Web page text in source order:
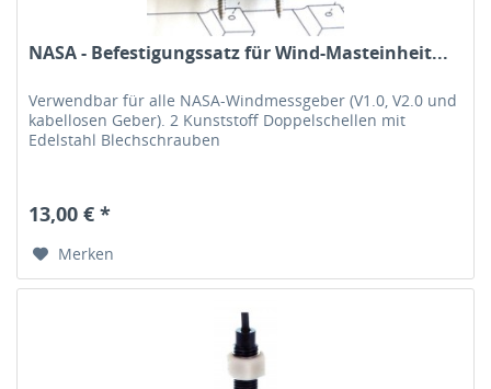
NASA - Befestigungssatz für Wind-Masteinheit...
Verwendbar für alle NASA-Windmessgeber (V1.0, V2.0 und
kabellosen Geber). 2 Kunststoff Doppelschellen mit
Edelstahl Blechschrauben
13,00 € *
Merken